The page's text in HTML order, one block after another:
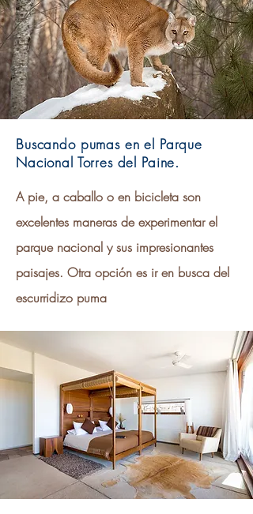
Buscando pumas en el Parque
Nacional Torres del Paine.
A pie, a caballo o en bicicleta son
excelentes maneras de experimentar el
parque nacional y sus impresionantes
paisajes. Otra opción es ir en busca del
escurridizo puma